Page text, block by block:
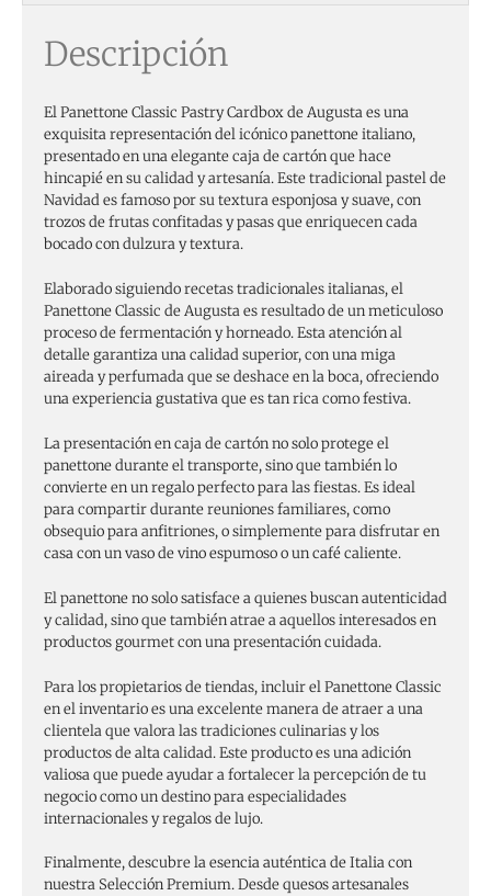
Descripción
El Panettone Classic Pastry Cardbox de Augusta es una
exquisita representación del icónico panettone italiano,
presentado en una elegante caja de cartón que hace
hincapié en su calidad y artesanía. Este tradicional pastel de
Navidad es famoso por su textura esponjosa y suave, con
trozos de frutas confitadas y pasas que enriquecen cada
bocado con dulzura y textura.
Elaborado siguiendo recetas tradicionales italianas, el
Panettone Classic de Augusta es resultado de un meticuloso
proceso de fermentación y horneado. Esta atención al
detalle garantiza una calidad superior, con una miga
aireada y perfumada que se deshace en la boca, ofreciendo
una experiencia gustativa que es tan rica como festiva.
La presentación en caja de cartón no solo protege el
panettone durante el transporte, sino que también lo
convierte en un regalo perfecto para las fiestas. Es ideal
para compartir durante reuniones familiares, como
obsequio para anfitriones, o simplemente para disfrutar en
casa con un vaso de vino espumoso o un café caliente.
El panettone no solo satisface a quienes buscan autenticidad
y calidad, sino que también atrae a aquellos interesados en
productos gourmet con una presentación cuidada.
Para los propietarios de tiendas, incluir el Panettone Classic
en el inventario es una excelente manera de atraer a una
clientela que valora las tradiciones culinarias y los
productos de alta calidad. Este producto es una adición
valiosa que puede ayudar a fortalecer la percepción de tu
negocio como un destino para especialidades
internacionales y regalos de lujo.
Finalmente, descubre la esencia auténtica de Italia con
nuestra Selección Premium. Desde quesos artesanales